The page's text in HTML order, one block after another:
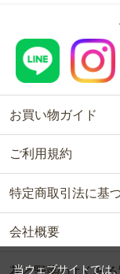
お買い物ガイド
ご利用規約
特定商取引法に基
会社概要
花と野菜のよくあ
当ウェブサイトでは